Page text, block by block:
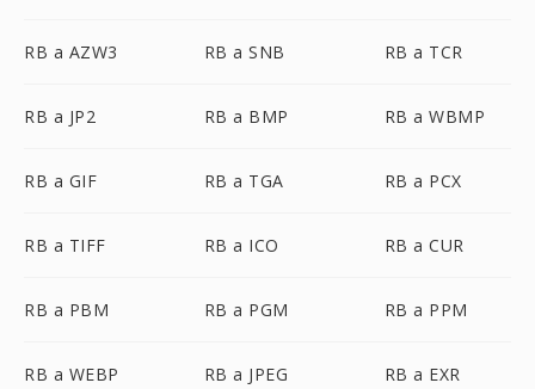
RB a AZW3 RB a SNB RB a TCR
RB a JP2 RB a BMP RB a WBMP
RB a GIF RB a TGA RB a PCX
RB a TIFF RB a ICO RB a CUR
RB a PBM RB a PGM RB a PPM
RB a WEBP RB a JPEG RB a EXR